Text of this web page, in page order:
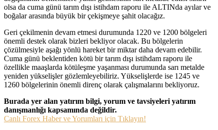
olsa da cuma günü tarım dışı istihdam raporu ile ALTINda ayılar ve
boğalar arasında büyük bir çekişmeye şahit olacağız.
Geri çekilmenin devam etmesi durumunda 1220 ve 1200 bölgeleri
önemli destek olarak bizleri bekliyor olacak. Bu bölgelerin
çözülmesiyle aşağı yönlü hareket bir miktar daha devam edebilir.
Cuma günü beklentiden kötü bir tarım dışı istihdam raporu ile
özellikle maaşlarda kötüleşme yaşanması durumunda sarı metalde
yeniden yükselişler gözlemleyebiliriz. Yükselişlerde ise 1245 ve
1260 bölgelerinin önemli direnç olarak çalışmalarını bekliyoruz.
Burada yer alan yatırım bilgi, yorum ve tavsiyeleri yatırım
danışmanlığı kapsamında değildir.
Canlı Forex Haber ve Yorumları için Tıklayın!